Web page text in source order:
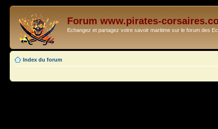
Forum www.pirates-
Echangez et partagez votre savoir maritime sur le forum des
Index du forum